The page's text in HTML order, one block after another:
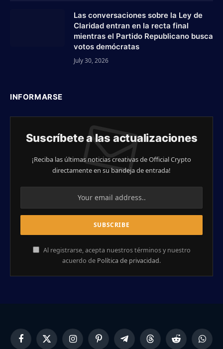
Las conversaciones sobre la Ley de
Claridad entran en la recta final
mientras el Partido Republicano busca
votos demócratas
July 30, 2026
INFORMARSE
Suscríbete a las actualizaciones
¡Reciba las últimas noticias creativas de Official Crypto
directamente en su bandeja de entrada!
Al registrarse, acepta nuestros términos y nuestro
acuerdo de Política de privacidad.
FacebookX
InstagramPinterestTelegramThreads Reddit